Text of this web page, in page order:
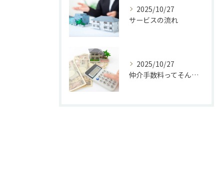
2025/10/27
サービスの流れ
2025/10/27
仲介手数料ってそんなにかかるの？Treno’sなら最大30万円で安心！